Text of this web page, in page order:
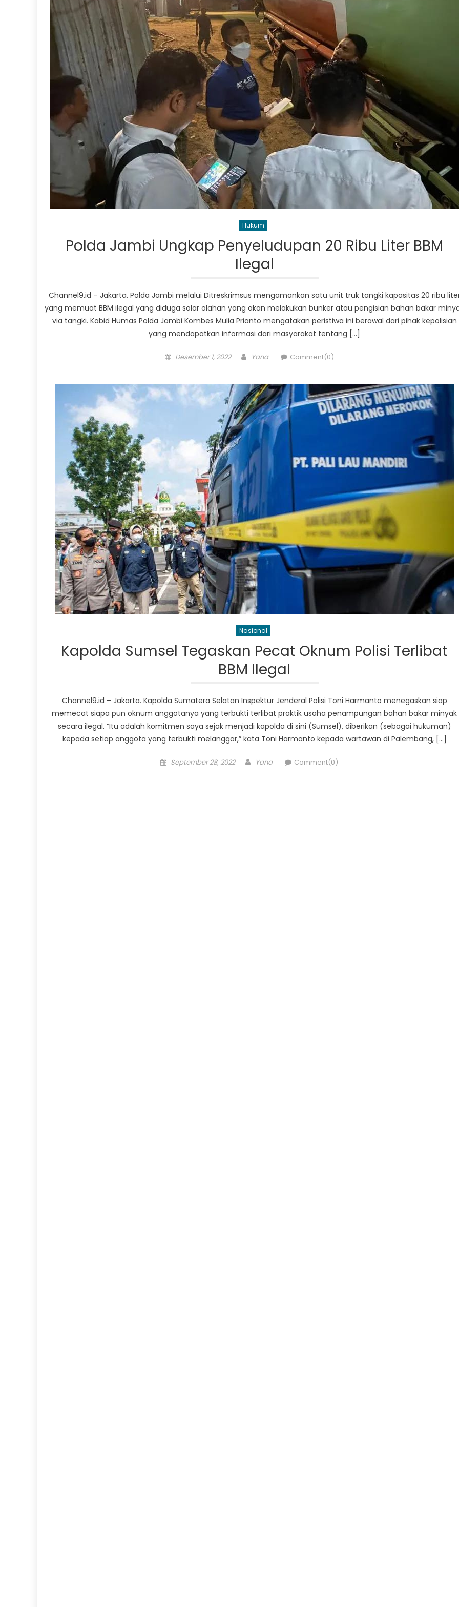
Hukum
Polda Jambi Ungkap Penyeludupan 20 Ribu Liter BBM
Ilegal
Channel9.id – Jakarta. Polda Jambi melalui Ditreskrimsus mengamankan satu unit truk tangki kapasitas 20 ribu
yang memuat BBM ilegal yang diduga solar olahan yang akan melakukan bunker atau pengisian bahan bakar
via tangki. Kabid Humas Polda Jambi Kombes Mulia Prianto mengatakan peristiwa ini berawal dari pihak kepolisian
yang mendapatkan informasi dari masyarakat tentang […]
Posted
Desember 1, 2022 Author
Yana Comment(0)
Nasional
Kapolda Sumsel Tegaskan Pecat Oknum Polisi Terlibat
BBM Ilegal
Channel9.id – Jakarta. Kapolda Sumatera Selatan Inspektur Jenderal Polisi Toni Harmanto menegaskan siap
memecat siapa pun oknum anggotanya yang terbukti terlibat praktik usaha penampungan bahan bakar minyak
secara ilegal. “Itu adalah komitmen saya sejak menjadi kapolda di sini (Sumsel), diberikan (sebagai hukuman)
kepada setiap anggota yang terbukti melanggar,” kata Toni Harmanto kepada wartawan di Palembang, […]
Posted
September 28, 2022 Author
Yana Comment(0)